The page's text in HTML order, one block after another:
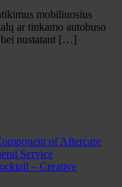
mobiliuosius
ar tinkamo autobuso
bei nustatant […]
of Aftercare
Service
– Creative